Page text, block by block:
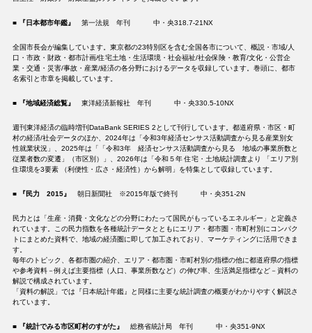
■ 『日本都市年鑑』 第一法規 年刊 中・央318.7-21NX
全国市長会が編集しています。東京都の23特別区を含む全国各市について、概説・市域/人
口・市政・財政・都市計画/住宅土地・生活環境・社会福祉/社会保険・教育/文化・公営企
業・交通・災害/事故・産業/経済の各分野におけるデータを収録しています。巻頭に、都市
名索引と市章を掲載しています。
■ 『地域経済総覧』 東洋経済新報社 年刊 中・央330.5-10NX
週刊東洋経済の臨時増刊DataBank SERIES 2として刊行しています。都道府県・市区・町
村の経済/社会データのほか、2024年は「令和3年経済センサス活動調査から見る産業別女
性就業状況」、2025年は「「令和3年 経済センサス活動調査から見る 地域の事業所数と
従業者数の変遷」（市区別）」、2026年は「令和５年 住宅・土地統計調査より 「エリア別
住環境を3要素 （利便性・広さ・経済性）から解明」を特集として収録しています。
■ 『民力 2015』 朝日新聞社 ※2015年版で終刊 中・央351-2N
民力とは「生産・消費・文化などの分野にわたって国民がもっているエネルギー」と定義さ
れています。この民力指数を各種統計データとともにエリア・都市圏・市町村別にコンパク
トにまとめた資料で、地域の経済圏に即して加工されており、マーケティングに活用できま
す。
毎年のトピック、各都市圏の紹介、エリア・都市圏・市町村別の指標の他に都道府県の指標
や参考資料－例えば主要指標（人口、事業所数など）の伸び率、生活満足指標など－資料の
解説で構成されています。
「資料の解説」では『日本統計年鑑』と同様に主要な統計調査の概要がわかりやすく解説さ
れています。
■ 『統計でみる市区町村のすがた』 総務省統計局 年刊 中・央351-9NX